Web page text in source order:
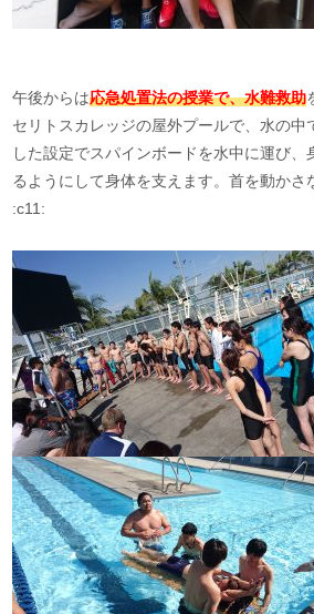
午後からは応急処置法の授業で、水難救助
セリトスカレッジの屋外プールで、水の中
した設定でスパインボードを水中に運び
るようにして身体を支えます。首を動かさ
:c11: